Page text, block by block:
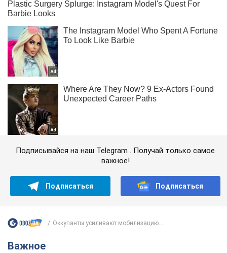
Подписывайся на наш Telegram . Получай только самое
важное!
Подписаться Подписаться
Оккупанты усиливают мобилизацию...
Важное